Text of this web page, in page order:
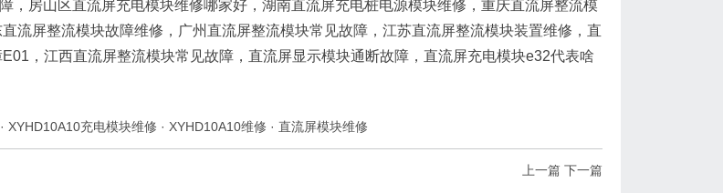
，房山区直流屏充电模块维修哪家好，湖南直流屏充电桩电源模块维修，重庆直流屏整流模
流屏整流模块故障维修，广州直流屏整流模块常见故障，江苏直流屏整流模块装置维修，直
，江西直流屏整流模块常见故障，直流屏显示模块通断故障，直流屏充电模块e32代表啥
· XYHD10A10充电模块维修 · XYHD10A10维修 · 直流屏模块维修
上一篇 下一篇